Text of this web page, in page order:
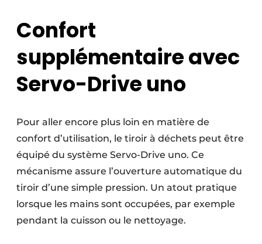
Confort
supplémentaire avec
Servo-Drive uno
Pour aller encore plus loin en matière de
confort d’utilisation, le tiroir à déchets peut être
équipé du système Servo-Drive uno. Ce
mécanisme assure l’ouverture automatique du
tiroir d’une simple pression. Un atout pratique
lorsque les mains sont occupées, par exemple
pendant la cuisson ou le nettoyage.